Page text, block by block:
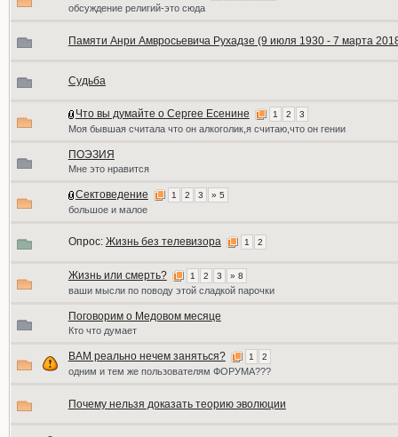
обсуждение религий-это сюда
Памяти Анри Амвросьевича Рухадзе (9 июля 1930 - 7 марта
Судьба
Что вы думайте о Сергее Есенине 1 2 3
Моя бывшая считала что он алкоголик,я считаю,что он гении
ПОЭЗИЯ
Мне это нравится
Сектоведение 1 2 3 » 5
большое и малое
Опрос: Жизнь без телевизора 1 2
Жизнь или смерть? 1 2 3 » 8
ваши мысли по поводу этой сладкой парочки
Поговорим о Медовом месяце
Кто что думает
ВАМ реально нечем заняться? 1 2
одним и тем же пользователям ФОРУМА???
Почему нельзя доказать теорию эволюции